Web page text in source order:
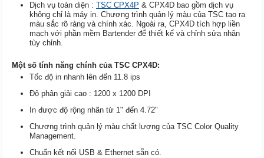
Dịch vụ toàn diện : TSC CPX4P & CPX4D bao gồm dịch vụ
không chỉ là máy in. Chương trình quản lý màu của TSC tạo ra
màu sắc rõ ràng và chính xác. Ngoài ra, CPX4D tích hợp liền
mạch với phần mềm Bartender để thiết kế và chỉnh sửa nhãn
tùy chỉnh.
Một số tính năng chính của TSC CPX4D:
Tốc độ in nhanh lên đến 11.8 ips
Độ phân giải cao : 1200 x 1200 DPI
In được độ rộng nhãn từ 1" đến 4.72"
Chương trình quản lý màu chất lượng của TSC Color Quality
Management.
Chuẩn kết nối USB & Ethernet sẵn có.